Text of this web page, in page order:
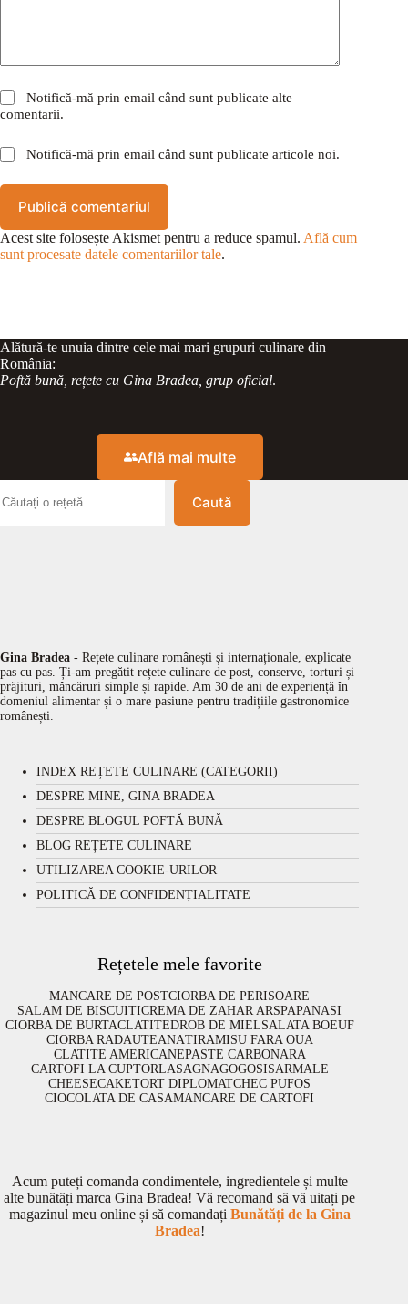
Notifică-mă prin email când sunt publicate alte
comentarii.
Notifică-mă prin email când sunt publicate articole noi.
Publică comentariul
Acest site folosește Akismet pentru a reduce spamul. Află cum
sunt procesate datele comentariilor tale.
Alătură-te unuia dintre cele mai mari grupuri culinare din
România:
Poftă bună, rețete cu Gina Bradea, grup oficial.
Află mai multe
Caută
Gina Bradea - Rețete culinare românești și internaționale, explicate
pas cu pas. Ți-am pregătit rețete culinare de post, conserve, torturi și
prăjituri, mâncăruri simple și rapide. Am 30 de ani de experiență în
domeniul alimentar și o mare pasiune pentru tradițiile gastronomice
românești.
INDEX REȚETE CULINARE (CATEGORII)
DESPRE MINE, GINA BRADEA
DESPRE BLOGUL POFTĂ BUNĂ
BLOG REȚETE CULINARE
UTILIZAREA COOKIE-URILOR
POLITICĂ DE CONFIDENȚIALITATE
Rețetele mele favorite
MANCARE DE POSTCIORBA DE PERISOARE
SALAM DE BISCUITICREMA DE ZAHAR ARSPAPANASI
CIORBA DE BURTACLATITEDROB DE MIELSALATA BOEUF
CIORBA RADAUTEANATIRAMISU FARA OUA
CLATITE AMERICANEPASTE CARBONARA
CARTOFI LA CUPTORLASAGNAGOGOSISARMALE
CHEESECAKETORT DIPLOMATCHEC PUFOS
CIOCOLATA DE CASAMANCARE DE CARTOFI
Acum puteți comanda condimentele, ingredientele și multe
alte bunătăți marca Gina Bradea! Vă recomand să vă uitați pe
magazinul meu online și să comandați Bunătăți de la Gina
Bradea!